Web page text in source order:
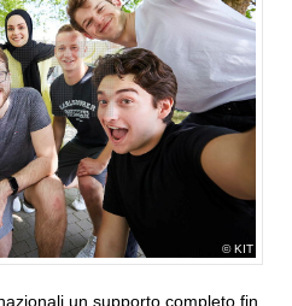
KIT
un supporto completo fin